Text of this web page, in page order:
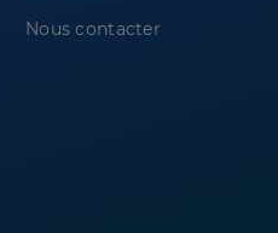
Nous contacter